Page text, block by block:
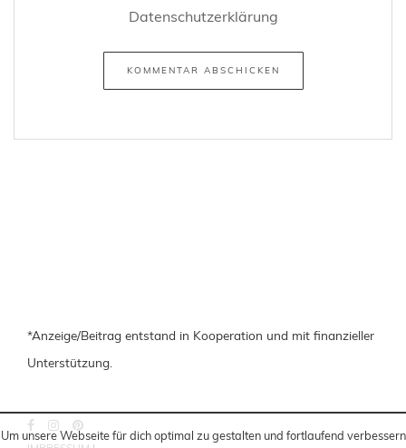
Um unsere Webseite für dich optimal zu gestalten und fortlaufend verbessern
Datenschutzerklärung
*Anzeige/Beitrag entstand in Kooperation und mit finanzieller
Unterstützung.